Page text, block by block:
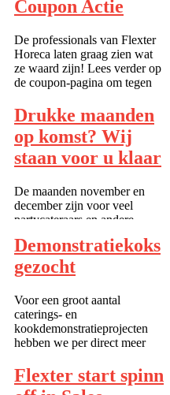
Coupon Actie
De professionals van Flexter
Horeca laten graag zien wat
ze waard zijn! Lees verder op
de coupon-pagina om tegen
kennis te maken met nieuwe
toppers voor uw team of
neem vrijblijvend contact met
ons op! ...
Drukke maanden
op komst? Wij
staan voor u klaar
De maanden november en
december zijn voor veel
partycateraars en andere
drukke periode. Veel
bedrijven willen immers op
de valreep nog iets leuks doen
er veel feestdagen waarbij
he...
Demonstratiekoks
gezocht
Voor een groot aantal
caterings- en
kookdemonstratieprojecten
hebben we per direct meer
Daarom willen we graag alle
koks met ervaring op het
Flexter start spinn